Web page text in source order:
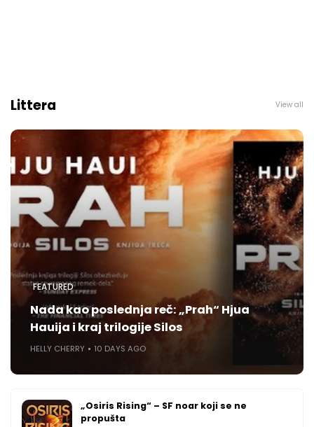
Littera View all
FEATURED
Nada kao poslednja reč: „Prah“ Hjua
Hauija i kraj trilogije Silos
HELLY CHERRY 10 DAYS AGO
„Osiris Rising“ – SF noar koji se ne
propušta